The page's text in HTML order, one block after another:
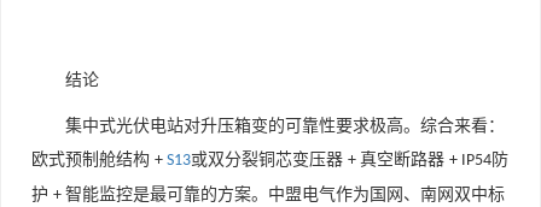
结论
集中式光伏电站对升压箱变的可靠性要求极高。综合来看：
欧式预制舱结构 + S13或双分裂铜芯变压器 + 真空断路器 + IP54防
护 + 智能监控是最可靠的方案。中盟电气作为国网、南网双中标